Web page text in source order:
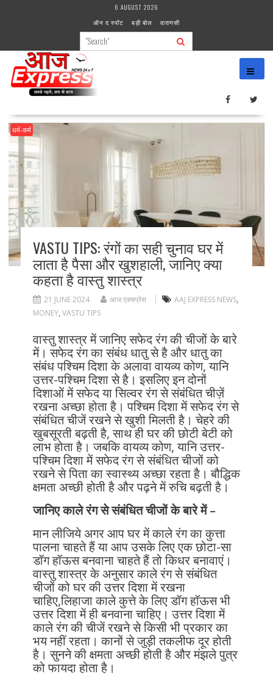
6 AUGUST 2026
ऑन द स्पॉट
बड़ी बोल वाराणसी
धर्म-कर्म
VASTU TIPS: रंगों का सही चुनाव घर में
लाता है पैसा और खुशहाली, जानिए क्या
कहता है वास्तु शास्त्र
21 JUNE 2024 आज एक्सप्रेस AAJ EXPRESS NEWS,
MONEY, VASTU TIPS
वास्तु शास्त्र में जानिए सफेद रंग की चीजों के बारे
में। सफेद रंग का संबंध धातु से है और धातु का
संबंध पश्चिम दिशा के अलावा वायव्य कोण, यानि
उत्तर-पश्चिम दिशा से है। इसलिए इन दोनों
दिशाओं में सफेद या सिल्वर रंग से संबंधित चीज़ें
रखना अच्छा होता है। पश्चिम दिशा में सफेद रंग से
संबंधित चीजें रखने से खुशी मिलती है। चेहरे की
खुबसूरती बढ़ती है, साथ ही घर की छोटी बेटी को
लाभ होता है। जबकि वायव्य कोण, यानि उत्तर-
पश्चिम दिशा में सफेद रंग से संबंधित चीजों को
रखने से पिता का स्वास्थ्य अच्छा रहता है। बौद्धिक
क्षमता अच्छी होती है और पढ़ने में रुचि बढ़ती है।
जानिए काले रंग से संबंधित चीजों के बारे में –
मान लीजिये अगर आप घर में काले रंग का कुत्ता
पालना चाहते हैं या आप उसके लिए एक छोटा-सा
डॉग हॉऊस बनवाना चाहते हैं तो किधर बनावाएं।
वास्तु शास्त्र के अनुसार काले रंग से संबंधित
चीजों को घर की उत्तर दिशा में रखना
चाहिए,लिहाजा काले कुत्ते के लिए डॉग हॉऊस भी
उत्तर दिशा में ही बनवाना चाहिए। उत्तर दिशा में
काले रंग की चीजें रखने से किसी भी प्रकार का
भय नहीं रहता। कानों से जुड़ी तकलीफ दूर होती
है। सुनने की क्षमता अच्छी होती है और मंझले पुत्र
को फायदा होता है।